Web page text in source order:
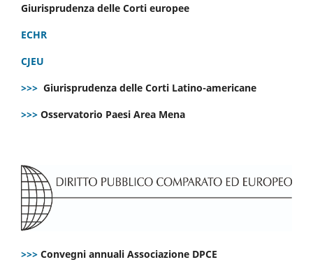
Giurisprudenza delle Corti europee
ECHR
CJEU
>>> Giurisprudenza delle Corti Latino-americane
>>> Osservatorio Paesi Area Mena
>>> Convegni annuali Associazione DPCE